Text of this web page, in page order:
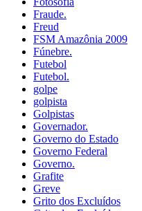
Fraude.
Freud
FSM Amazônia 2009
Fúnebre.
Futebol
Futebol.
golpe
golpista
Golpistas
Governador.
Governo do Estado
Governo Federal
Governo.
Grafite
Greve
Grito dos Excluídos